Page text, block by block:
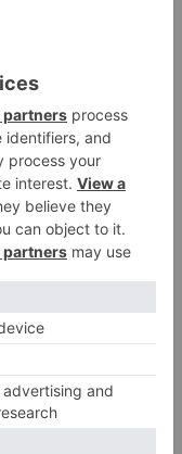
programa,
a un
a Félix
poza
sal
en Burgos tras